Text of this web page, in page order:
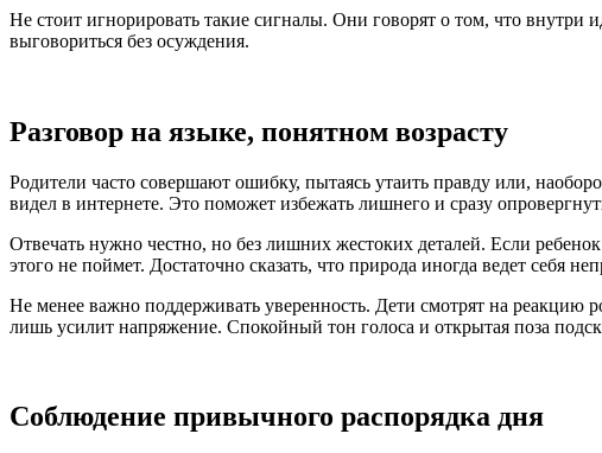
Не стоит игнорировать такие сигналы. Они говорят о том, что внутри
выговориться без осуждения.
Разговор на языке, понятном возрасту
Родители часто совершают ошибку, пытаясь утаить правду или,
видел в интернете. Это поможет избежать лишнего и сразу
Отвечать нужно честно, но без лишних жестоких деталей. Если
этого не поймет. Достаточно сказать, что природа иногда ведет себя
Не менее важно поддерживать уверенность. Дети смотрят на реакцию
лишь усилит напряжение. Спокойный тон голоса и открытая поза
Соблюдение привычного распорядка дня